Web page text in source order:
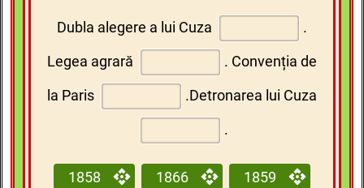
Dubla alegere a lui Cuza
.
Legea agrară
. Convenția de
la Paris
.Detronarea lui Cuza
.
1858 1866
1859